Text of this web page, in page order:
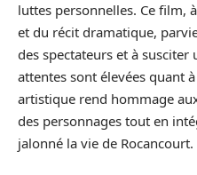
luttes personnelles. Ce film,
et du récit dramatique,
des spectateurs et à
attentes sont élevées quant
artistique rend hommage
des personnages tout en
jalonné la vie de Rocancourt.